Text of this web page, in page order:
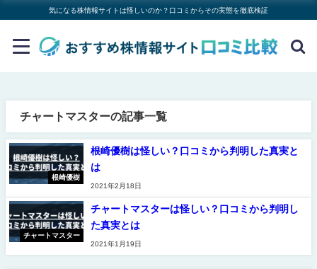
気になる株情報サイトは怪しいのか？口コミからその実態を徹底検証
チャートマスターの記事一覧
根崎優樹
根崎優樹は怪しい？口コミから判明した真実と
は
2021年2月18日
チャートマスター
チャートマスターは怪しい？口コミから判明し
た真実とは
2021年1月19日